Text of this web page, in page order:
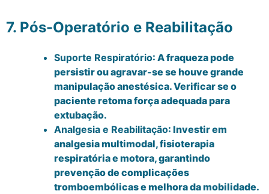
7. Pós-Operatório e Reabilitação
Suporte Respiratório: A fraqueza pode
persistir ou agravar-se se houve grande
manipulação anestésica. Verificar se o
paciente retoma força adequada para
extubação.
Analgesia e Reabilitação: Investir em
analgesia multimodal, fisioterapia
respiratória e motora, garantindo
prevenção de complicações
tromboembólicas e melhora da mobilidade.